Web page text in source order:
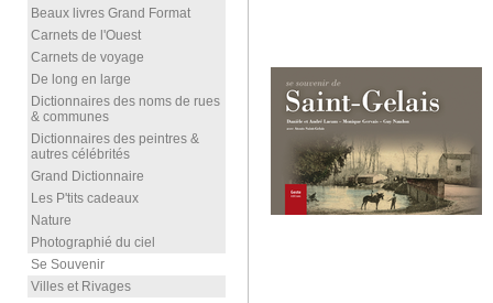
Beaux livres Grand Format
Carnets de l'Ouest
Carnets de voyage
De long en large
Dictionnaires des noms de rues
& communes
Dictionnaires des peintres &
autres célébrités
Grand Dictionnaire
Les P'tits cadeaux
Nature
Photographié du ciel
Se Souvenir
Villes et Rivages